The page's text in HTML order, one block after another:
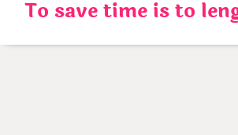
content
To save time is to